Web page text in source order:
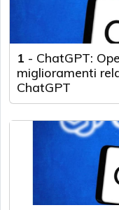
1 - ChatGPT:
miglioramenti
ChatGPT